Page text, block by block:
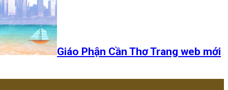
Giáo Phận Cần Thơ Trang web mới